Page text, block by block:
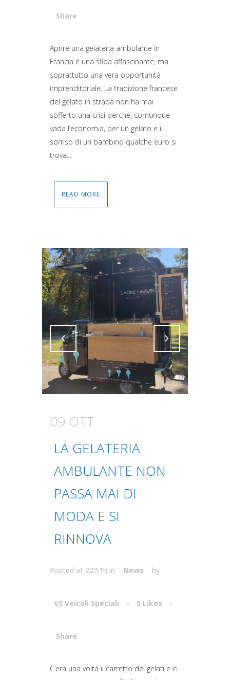
Share
Attiva comando
Aprire una gelateria ambulante in
Francia è una sfida affascinante, ma
soprattutto una vera opportunità
imprenditoriale. La tradizione francese
del gelato in strada non ha mai
sofferto una crisi perchè, comunque
vada l’economia, per un gelato e il
sorriso di un bambino qualche euro si
trova...
READ MORE
Attiva comando Attiva comando
09 OTT
LA GELATERIA
AMBULANTE NON
PASSA MAI DI
MODA E SI
RINNOVA
Posted at 22:51h in News by
VS Veicoli Speciali 5 Likes
Share
Attiva comando
C’era una volta il carretto dei gelati e ci